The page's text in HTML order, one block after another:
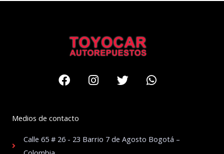
FacebookInstagram
TwitterWhatsapp
Medios de contacto
Calle 65 # 26 - 23 Barrio 7 de Agosto Bogotá –